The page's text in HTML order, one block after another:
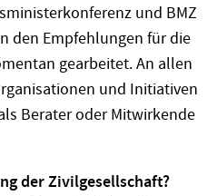
und BMZ
den Empfehlungen für die
gearbeitet. An allen
und Initiativen
Berater oder Mitwirkende
der Zivilgesellschaft?